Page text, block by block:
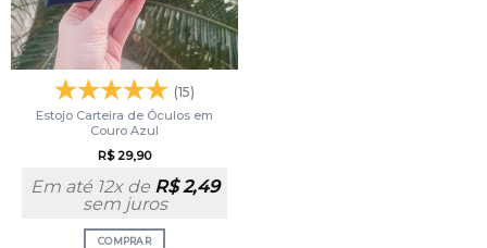
(15)
Estojo Carteira de Óculos em
Couro Azul
R$29,90
Em até 12x de R$2,49
sem juros
COMPRAR